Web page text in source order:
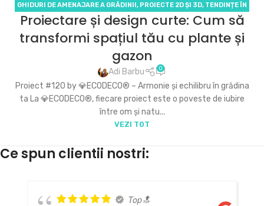
GHIDURI DE AMENAJARE A GRĂDINII, PROIECTE 2D ȘI 3D, TENDINȚE ÎN
DESIGNUL GRĂDINILOR
Proiectare și design curte: Cum să
transformi spațiul tău cu plante și
gazon
Adi Barbu 0
Proiect #120 by 💎ECODECO® – Armonie și echilibru în grădina
ta La 💎ECODECO®, fiecare proiect este o poveste de iubire
între om și natu...
VEZI TOT
Ce spun clientii nostri:
Top🔝